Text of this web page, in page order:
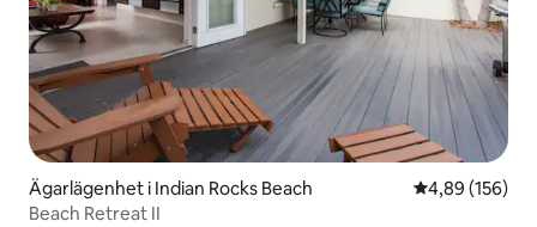
Ägarlägenhet i Indian Rocks Beach 4,89 av 5 i
4,89 (156)
Beach Retreat II